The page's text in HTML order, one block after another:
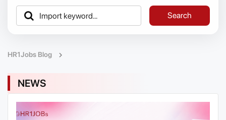
Search
HR1Jobs Blog
NEWS